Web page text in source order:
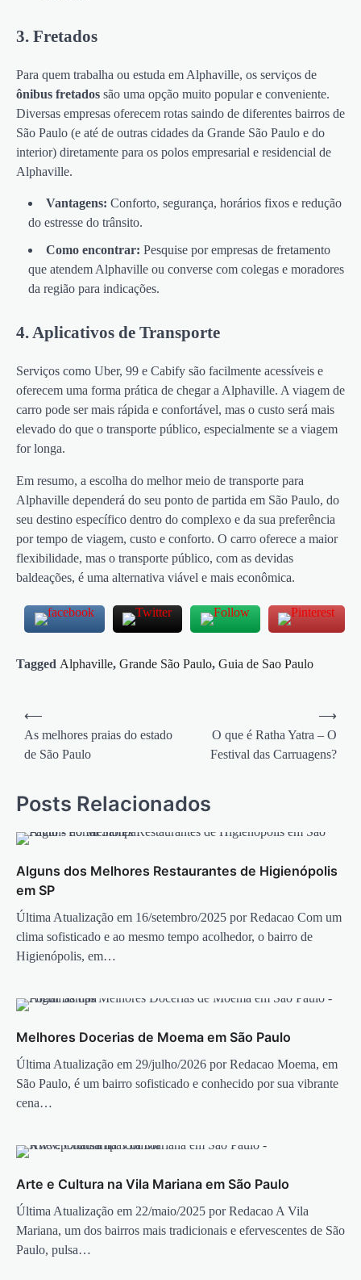
3. Fretados
Para quem trabalha ou estuda em Alphaville, os serviços de
ônibus fretados são uma opção muito popular e conveniente.
Diversas empresas oferecem rotas saindo de diferentes bairros de
São Paulo (e até de outras cidades da Grande São Paulo e do
interior) diretamente para os polos empresarial e residencial de
Alphaville.
Vantagens: Conforto, segurança, horários fixos e redução
do estresse do trânsito.
Como encontrar: Pesquise por empresas de fretamento
que atendem Alphaville ou converse com colegas e moradores
da região para indicações.
4. Aplicativos de Transporte
Serviços como Uber, 99 e Cabify são facilmente acessíveis e
oferecem uma forma prática de chegar a Alphaville. A viagem de
carro pode ser mais rápida e confortável, mas o custo será mais
elevado do que o transporte público, especialmente se a viagem
for longa.
Em resumo, a escolha do melhor meio de transporte para
Alphaville dependerá do seu ponto de partida em São Paulo, do
seu destino específico dentro do complexo e da sua preferência
por tempo de viagem, custo e conforto. O carro oferece a maior
flexibilidade, mas o transporte público, com as devidas
baldeações, é uma alternativa viável e mais econômica.
Tagged Alphaville, Grande São Paulo, Guia de Sao Paulo
Navegação
de
Post
⟵
As melhores praias do estado
de São Paulo
O que é Ratha Yatra – O
Festival das Carruagens?
⟶
Posts Relacionados
Alguns dos Melhores Restaurantes de Higienópolis
em SP
Última Atualização em 16/setembro/2025 por Redacao Com um
clima sofisticado e ao mesmo tempo acolhedor, o bairro de
Higienópolis, em…
Melhores Docerias de Moema em São Paulo
Última Atualização em 29/julho/2026 por Redacao Moema, em
São Paulo, é um bairro sofisticado e conhecido por sua vibrante
cena…
Arte e Cultura na Vila Mariana em São Paulo
Última Atualização em 22/maio/2025 por Redacao A Vila
Mariana, um dos bairros mais tradicionais e efervescentes de São
Paulo, pulsa…